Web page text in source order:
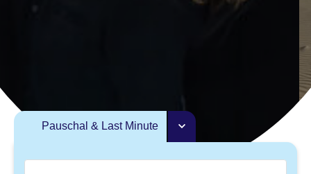
Pauschal & Last Minute